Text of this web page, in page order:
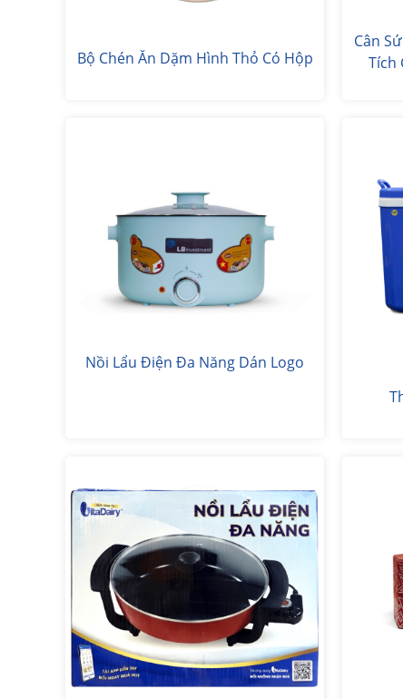
Bộ Chén Ăn Dặm Hình Thỏ Có Hộp
Cân
Tích
Nồi Lẩu Điện Đa Năng Dán Logo